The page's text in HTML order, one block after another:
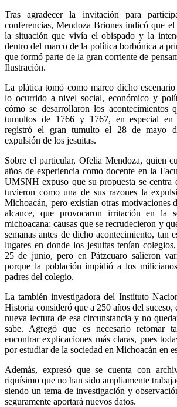
Tras agradecer la invitación para
conferencias, Mendoza Briones indicó que
la situación que vivía el obispado y la
dentro del marco de la política borbónica a
que formó parte de la gran corriente de
Ilustración.
La plática tomó como marco dicho
lo ocurrido a nivel social, económico y
cómo se desarrollaron los acontecimientos
tumultos de 1766 y 1767, en especial en
registró el gran tumulto el 28 de mayo
expulsión de los jesuitas.
Sobre el particular, Ofelia Mendoza, quien
años de experiencia como docente en la
UMSNH expuso que su propuesta se centra
tuvieron como una de sus razones la
Michoacán, pero existían otras motivaciones
alcance, que provocaron irritación en la
michoacana; causas que se recrudecieron y
semanas antes de dicho acontecimiento, tan
lugares en donde los jesuitas tenían
25 de junio, pero en Pátzcuaro salieron
porque la población impidió a los
padres del colegio.
La también investigadora del Instituto
Historia consideró que a 250 años del suceso,
nueva lectura de esa circunstancia y no
sabe. Agregó que es necesario retomar
encontrar explicaciones más claras, pues
por estudiar de la sociedad en Michoacán en
Además, expresó que se cuenta con
riquísimo que no han sido ampliamente
siendo un tema de investigación y
seguramente aportará nuevos datos.